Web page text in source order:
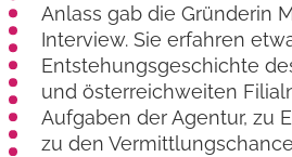
Anlass gab die Gründerin
Interview. Sie erfahren
Entstehungs­geschichte
und österreich­weiten
Aufgaben der Agentur, zu
zu den